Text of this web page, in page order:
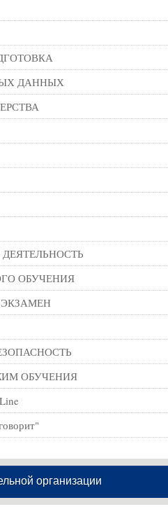
ДАННЫХ
ОБУЧЕНИЯ
ОБУЧЕНИЯ
организации